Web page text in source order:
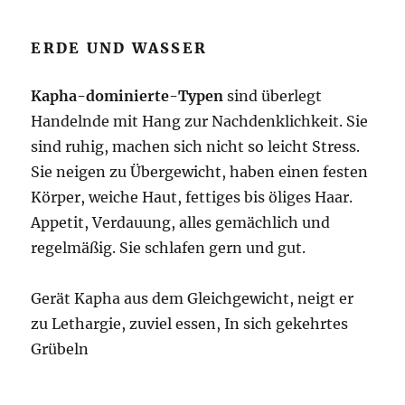
ERDE UND WASSER
Kapha-dominierte-Typen sind überlegt
Handelnde mit Hang zur Nachdenklichkeit. Sie
sind ruhig, machen sich nicht so leicht Stress.
Sie neigen zu Übergewicht, haben einen festen
Körper, weiche Haut, fettiges bis öliges Haar.
Appetit, Verdauung, alles gemächlich und
regelmäßig. Sie schlafen gern und gut.
Gerät Kapha aus dem Gleichgewicht, neigt er
zu Lethargie, zuviel essen, In sich gekehrtes
Grübeln